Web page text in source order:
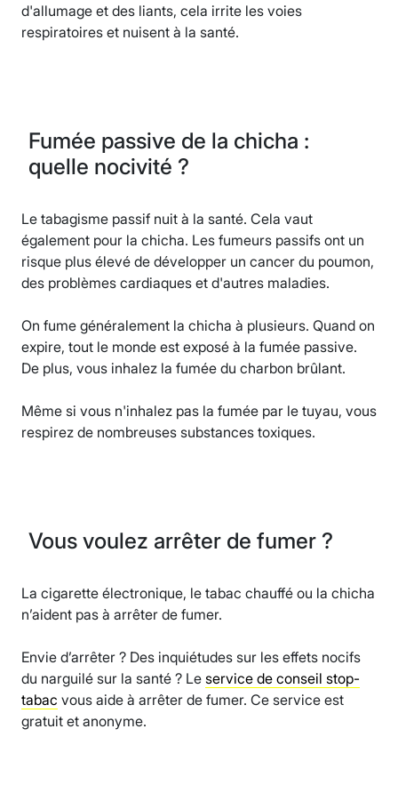
d'allumage et des liants, cela irrite les voies
respiratoires et nuisent à la santé.
Fumée passive de la chicha :
quelle nocivité ?
Le tabagisme passif nuit à la santé. Cela vaut
également pour la chicha. Les fumeurs passifs ont un
risque plus élevé de développer un cancer du poumon,
des problèmes cardiaques et d'autres maladies.
On fume généralement la chicha à plusieurs. Quand on
expire, tout le monde est exposé à la fumée passive.
De plus, vous inhalez la fumée du charbon brûlant.
Même si vous n'inhalez pas la fumée par le tuyau, vous
respirez de nombreuses substances toxiques.
Vous voulez arrêter de fumer ?
La cigarette électronique, le tabac chauffé ou la chicha
n’aident pas à arrêter de fumer.
Envie d’arrêter ? Des inquiétudes sur les effets nocifs
du narguilé sur la santé ? Le service de conseil stop-
tabac vous aide à arrêter de fumer. Ce service est
gratuit et anonyme.